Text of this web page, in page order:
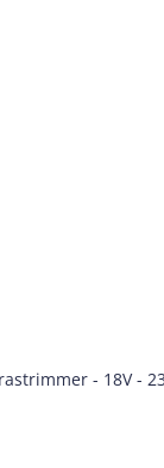
- 18V -